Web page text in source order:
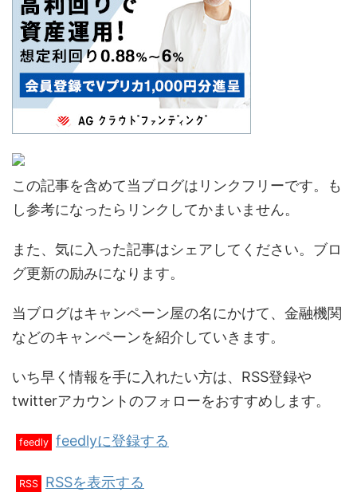
この記事を含めて当ブログはリンクフリーです。も
し参考になったらリンクしてかまいません。
また、気に入った記事はシェアしてください。ブロ
グ更新の励みになります。
当ブログはキャンペーン屋の名にかけて、金融機関
などのキャンペーンを紹介していきます。
いち早く情報を手に入れたい方は、RSS登録や
twitterアカウントのフォローをおすすめします。
feedly feedlyに登録する
RSS RSSを表示する